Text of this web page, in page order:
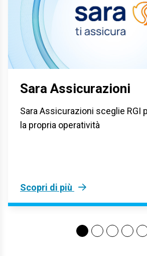
Sara Assicurazioni
Sara Assicurazioni sceglie RGI
la propria operatività
Scopri di più